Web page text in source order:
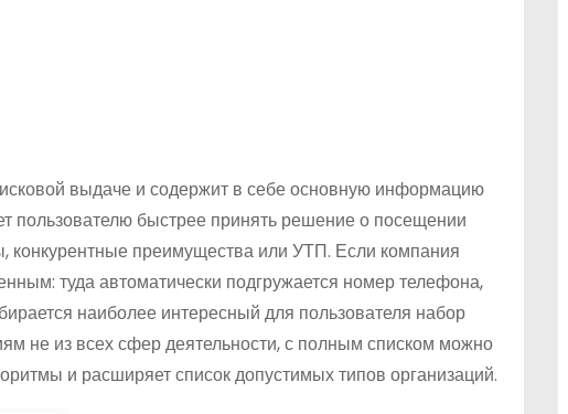
выдаче и содержит в себе основную информацию
пользователю быстрее принять решение о посещении
конкурентные преимущества или УТП. Если компания
туда автоматически подгружается номер телефона,
наиболее интересный для пользователя набор
не из всех сфер деятельности, с полным списком можно
и расширяет список допустимых типов организаций.